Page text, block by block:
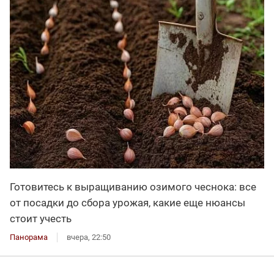
Готовитесь к выращиванию озимого чеснока: все
от посадки до сбора урожая, какие еще нюансы
стоит учесть
Панорама вчера, 22:50